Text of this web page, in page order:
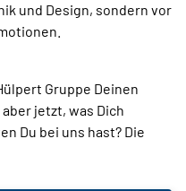
und Design, sondern vor
Gruppe Deinen
jetzt, was Dich
Du bei uns hast? Die